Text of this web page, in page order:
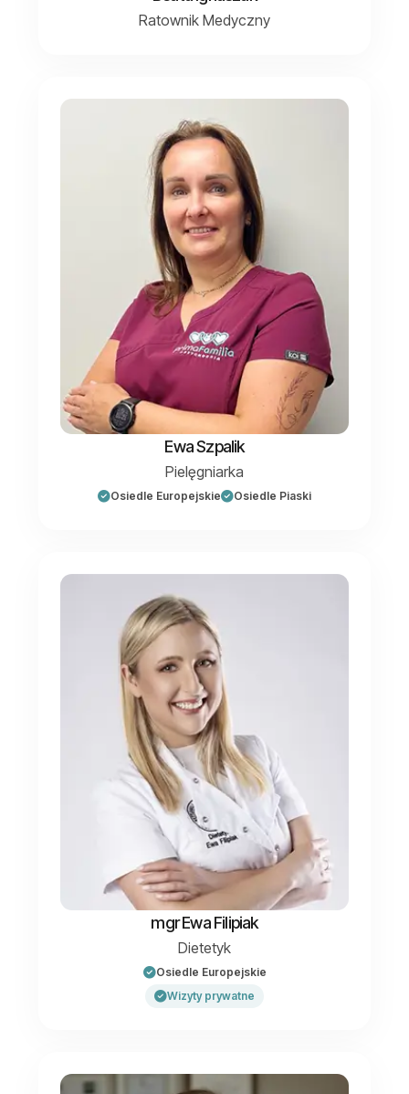
Ratownik Medyczny
Ewa Szpalik
Pielęgniarka
Osiedle Europejskie Osiedle Piaski
mgr Ewa Filipiak
Dietetyk
Osiedle Europejskie
Wizyty prywatne